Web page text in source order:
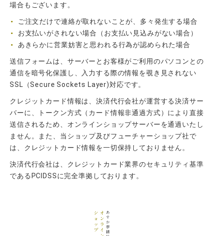
場合もございます。
ご注文だけで連絡が取れないことが、多々発生する場合
お支払いがされない場合（お支払い見込みがない場合）
あきらかに営業妨害と思われる行為が認められた場合
送信フォームは、サーバーとお客様がご利用のパソコンとの
通信を暗号化保護し、入力する際の情報を覗き見されない
SSL（Secure Sockets Layer)対応です。
クレジットカード情報は、決済代行会社が運営する決済サー
バーに、トークン方式（カード情報非通過方式）により直接
送信されるため、オンラインショップサーバーを通過いたし
ません。また、当ショップ及びフューチャーショップ社で
は、クレジットカード情報を一切保持しておりません。
決済代行会社は、クレジットカード業界のセキュリティ基準
であるPCIDSSに完全準拠しております。